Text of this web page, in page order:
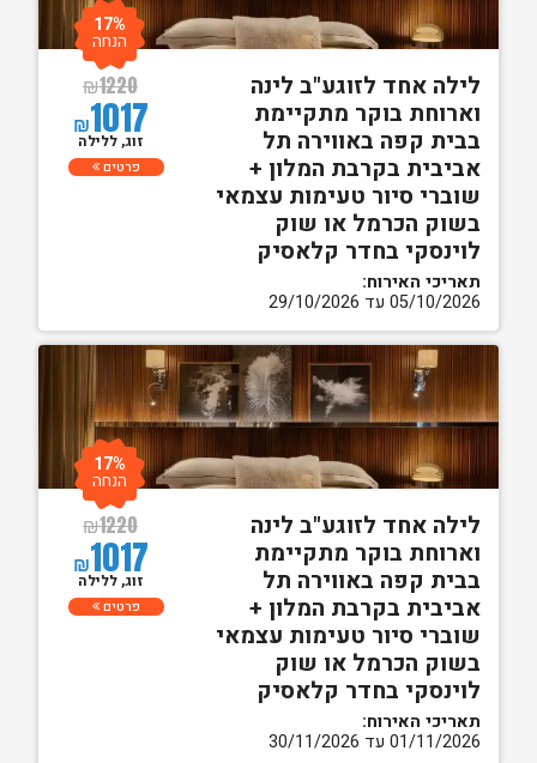
לילה אחד לזוגע"ב לינה
וארוחת בוקר מתקיימת
בבית קפה באווירה תל
אביבית בקרבת המלון +
שוברי סיור טעימות עצמאי
בשוק הכרמל או שוק
לוינסקי בחדר קלאסיק
תאריכי האירוח:
05/10/2026 עד 29/10/2026
₪1220
₪1017
17%
הנחה
זוג, ללילה
פרטים
לילה אחד לזוגע"ב לינה
וארוחת בוקר מתקיימת
בבית קפה באווירה תל
אביבית בקרבת המלון +
שוברי סיור טעימות עצמאי
בשוק הכרמל או שוק
לוינסקי בחדר קלאסיק
תאריכי האירוח:
01/11/2026 עד 30/11/2026
₪1220
₪1017
17%
הנחה
זוג, ללילה
פרטים